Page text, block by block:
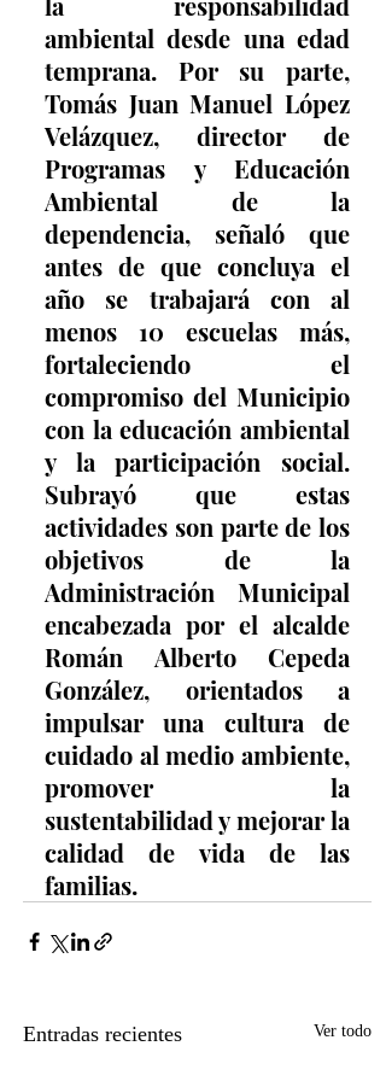
ambiental desde una edad
temprana. Por su parte,
Tomás Juan Manuel López
Velázquez, director de
Programas y Educación
Ambiental de la
dependencia, señaló que
antes de que concluya el
año se trabajará con al
menos 10 escuelas más,
fortaleciendo el
compromiso del Municipio
con la educación ambiental
y la participación social.
Subrayó que estas
actividades son parte de los
objetivos de la
Administración Municipal
encabezada por el alcalde
Román Alberto Cepeda
González, orientados a
impulsar una cultura de
cuidado al medio ambiente,
promover la
sustentabilidad y mejorar la
calidad de vida de las
familias.
Entradas recientes Ver todo